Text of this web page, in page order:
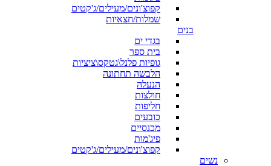
קפוצ'ונים/מעילים/ג'קטים
שמלות/חצאיות
בנים
בגדי ים
בית ספר
גופיות פלנל\גטקס\ציציות
הלבשה תחתונה
הנעלה
חולצות
חליפות
כובעים
מכנסיים
פיג'מות
קפוצ'ונים/מעילים/ג'קטים
נשים